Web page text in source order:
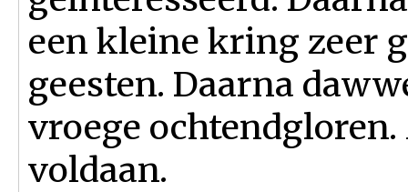
een kleine kring zeer
geesten. Daarna
vroege
voldaan.